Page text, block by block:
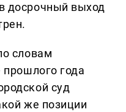
досрочный выход
словам
года
суд
же позиции